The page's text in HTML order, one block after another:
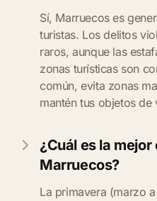
Sí, Marruecos es
turistas. Los delitos
raros, aunque las
zonas turísticas son
común, evita zonas
mantén tus objetos de
¿Cuál es la
Marruecos?
La primavera (marzo